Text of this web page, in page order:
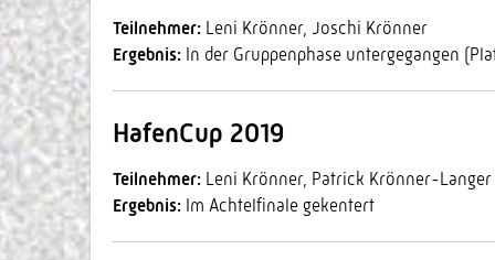
Teilnehmer: Leni Krönner, Joschi Krönner
Ergebnis: In der Gruppenphase untergegangen
HafenCup 2019
Teilnehmer: Leni Krönner, Patrick Krönner-Langer
Ergebnis: Im Achtelfinale gekentert